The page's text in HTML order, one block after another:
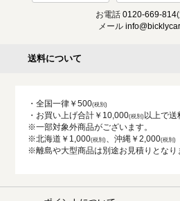
お電話 0120-669-814
メール
送料について
・全国一律￥500
・お買い上げ合計￥10,000
以上で送
※一部対象外商品がございます。
※北海道￥1,000
、沖縄￥2,000
※離島や大型商品は別途お見積りとなり